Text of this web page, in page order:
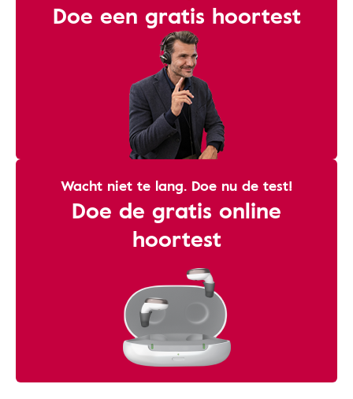
Doe een gratis hoortest
Wacht niet te lang. Doe nu de test!
Doe de gratis online
hoortest